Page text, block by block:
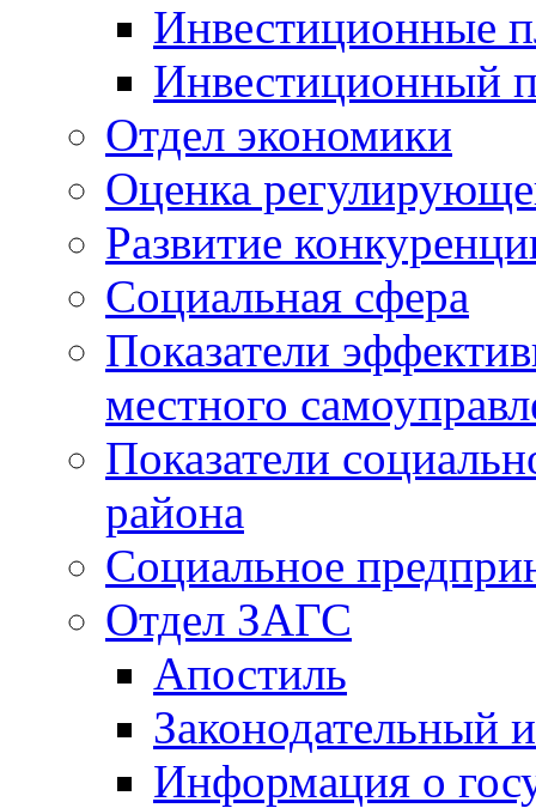
Инвестиционные
Инвестиционный
Отдел экономики
Оценка
Развитие
Социальная сфера
Показатели
местного
Показатели
района
Социальное
Отдел ЗАГС
Апостиль
Законодательный
Информация о